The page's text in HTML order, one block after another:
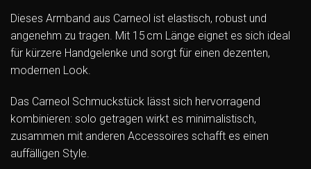
Dieses Armband aus Carneol ist elastisch, robust und
angenehm zu tragen. Mit 15 cm Länge eignet es sich ideal
für kürzere Handgelenke und sorgt für einen dezenten,
modernen Look.
Das Carneol Schmuckstück lässt sich hervorragend
kombinieren: solo getragen wirkt es minimalistisch,
zusammen mit anderen Accessoires schafft es einen
auffälligen Style.